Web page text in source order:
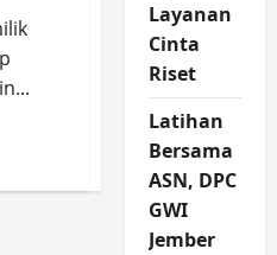
Layanan
Cinta
Riset
Latihan
Bersama
ASN, DPC
GWI
Jember